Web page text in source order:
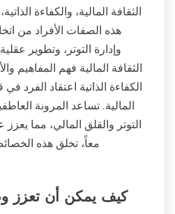
الثقافة المالية، والكفاءة
هذه الصفات الأفراد من
وإدارة التوتر، وتطوير
الثقافة المالية فهم المفاهيم
الكفاءة الذاتية اعتقاد الفرد
المالية. تساعد المرونة
التوتر والقلق المالي، مما
معاً، تخلق هذه
كيف يمكن أن تعزز